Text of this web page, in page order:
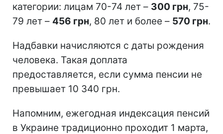
категории: лицам 70-74 лет – 300 грн, 75-
79 лет – 456 грн, 80 лет и более – 570 грн.
Надбавки начисляются с даты рождения
человека. Такая доплата
предоставляется, если сумма пенсии не
превышает 10 340 грн.
Напомним, ежегодная индексация пенсий
в Украине традиционно проходит 1 марта,